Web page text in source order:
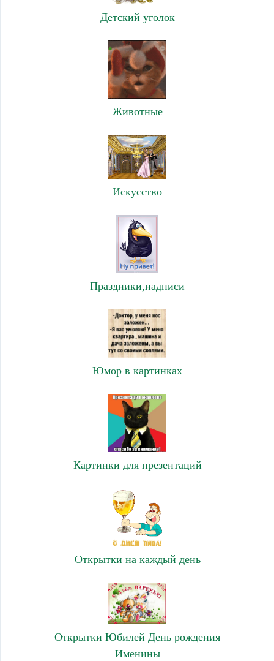
Детский уголок
Животные
Искусство
Праздники,надписи
Юмор в картинках
Картинки для презентаций
Открытки на каждый день
Открытки Юбилей День рождения
Именины